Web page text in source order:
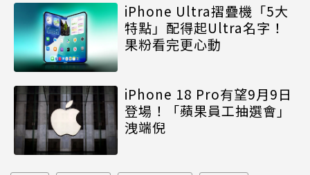
iPhone Ultra摺疊機「5大
特點」配得起Ultra名字！
果粉看完更心動
iPhone 18 Pro有望9月9日
登場！「蘋果員工抽選會」
洩端倪